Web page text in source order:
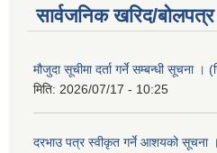
सार्वजनिक खरिद/
मौजुदा सूचीमा दर्ता गर्ने सम्बन्धी सूचना
मिति: 2026/07/17 - 10:25
दरभाउ पत्र स्वीकृत गर्ने आशयको